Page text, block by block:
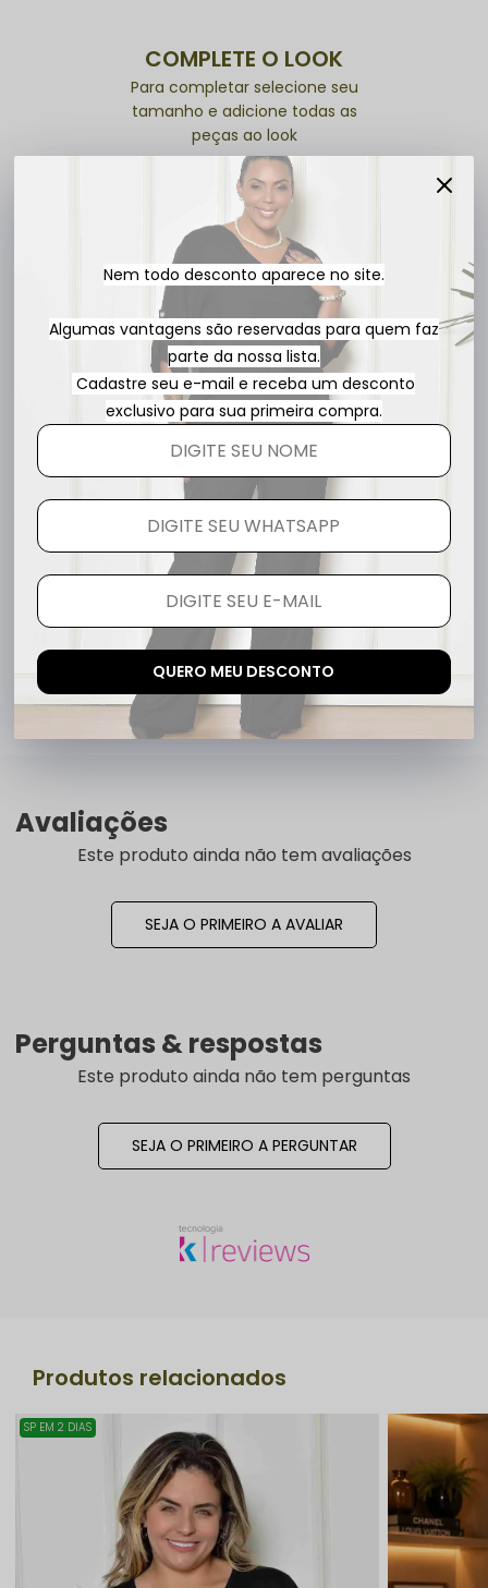
COMPLETE O LOOK
Para completar selecione seu
tamanho e adicione todas as
peças ao look
Conjunto Plus Size Militar Aline
R$ 359,90R$ 299,90
sem juros
Blusa Plus Size Basica Manga Curta Branca
R$ 99,90
1x sem juros
R$ 399,80
6x
R$ 66,63
Avaliações
Este produto ainda não tem avaliações
SEJA O PRIMEIRO A AVALIAR
Perguntas & respostas
Este produto ainda não tem perguntas
SEJA O PRIMEIRO A PERGUNTAR
Produtos relacionados
SP EM 2 DIAS
Nem todo desconto aparece no site.
Algumas vantagens são reservadas para quem faz
parte da nossa lista.
Cadastre seu e-mail e receba um desconto
exclusivo para sua primeira compra.
QUERO MEU DESCONTO